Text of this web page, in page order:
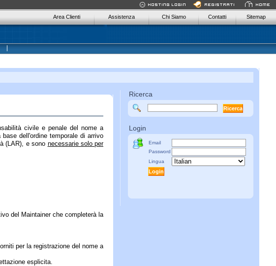
Area Clienti Assistenza Chi Siamo Contatti Sitemap
Ricerca
Login
Email
Password
Lingua
civile e penale del nome a
dell'ordine temporale di arrivo
(LAR), e sono necessarie solo per
del Maintainer che completerà la
per la registrazione del nome a
esplicita.